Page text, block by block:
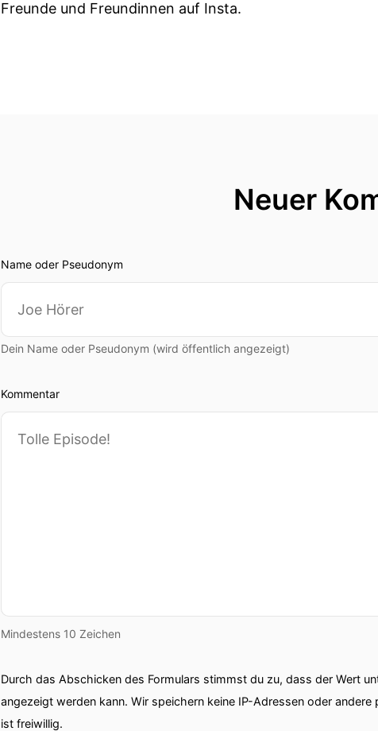
Freunde und Freundinnen auf Insta.
Neuer
Name oder Pseudonym
Dein Name oder Pseudonym (wird öffentlich angezeigt)
Kommentar
Mindestens 10 Zeichen
Durch das Abschicken des Formulars stimmst du zu, dass der Wert
angezeigt werden kann. Wir speichern keine IP-Adressen oder
ist freiwillig.